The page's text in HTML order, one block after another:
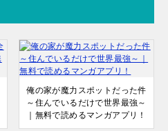
俺の家が魔力スポットだった件
～住んでいるだけで世界最強～
｜無料で読めるマンガアプリ！